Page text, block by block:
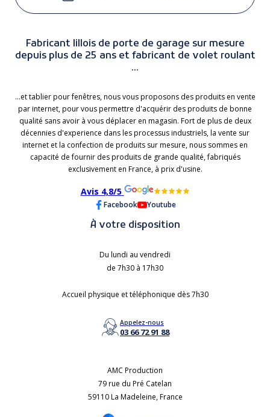
Fabricant lillois de porte de garage sur mesure
depuis plus de 25 ans et fabricant de volet roulant
...
...et tablier pour fenêtres, nous vous proposons des produits en vente
par internet, pour vous permettre d'acquérir des produits de bonne
qualité sans avoir à vous déplacer en magasin. Fort de plus de deux
décennies d'experience dans les processus industriels, la vente sur
internet et la confection de produits sur mesure, nous sommes en
capacité de fournir des produits de grande qualité, fabriqués
exclusivement en France, à prix d'usine.
Avis 4,8/5
Facebook Youtube
À votre disposition
Du lundi au vendredi
de 7h30 à 17h30
Accueil physique et téléphonique dès 7h30
Appelez-nous
03 66 72 91 88
AMC Production
79 rue du Pré Catelan
59110 La Madeleine, France